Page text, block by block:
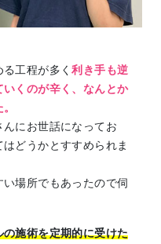
る工程が多く利き手も逆
くのが辛く、なんとか
にお世話になってお
どうかとすすめられま
場所でもあったので伺
施術を定期的に受けた